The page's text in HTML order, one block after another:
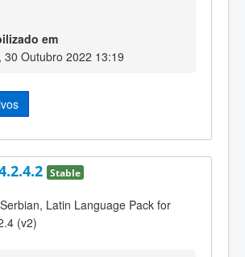
em
30 Outubro 2022 13:19
Stable
Latin Language Pack for
(v2)